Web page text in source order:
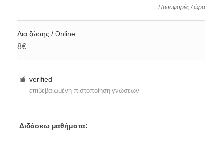
Προσφορές / ώρα
Δια ζώσης / Online
8€
verified
επιβεβαιωμένη πιστοποίηση γνώσεων
Διδάσκω μαθήματα: